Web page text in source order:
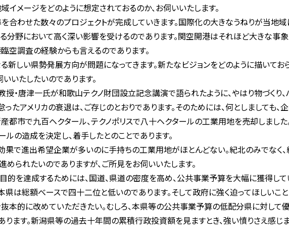
イメージをどのように想定されておるのか、お伺いいたします。
合わせた数々のプロジェクトが完成していきます。国際化の大きなうねりが当地域
分野において高く深い影響を受けるのであります。関空開港はそれほど大きな事象
空調査の経験からも言えるのであります。
新しい県勢発展方向が問題になってきます。新たなビジョンをどのように描いて
いたしたいのであります。
・唐津一氏が和歌山テクノ財団設立記念講演で語られたように、やはり物づくり
ったアメリカの衰退は、ご存じのとおりであります。そのためには、何としましても
産都市で九百ヘクタール、テクノポリスで八十ヘクタールの工業用地を売却しまし
ルの造成を決定し、着手したとのことであります。
果で進出希望企業が多いのに手持ちの工業用地がほとんどない。紀北のみでなく
められたいのでありますが、ご所見をお伺いいたします。
的を達成するためには、国道、県道の密度を高め、公共事業予算を大幅に獲得し
県は総額べースで四十二位と低いのであります。そして政府に強く迫ってほしいこ
本的に改めていただきたい。むしろ、本県等の公共事業予算の低配分県に対して
ります。新潟県等の過去十年間の累積行政投資額を見ますとき、強い憤りさえ感じ